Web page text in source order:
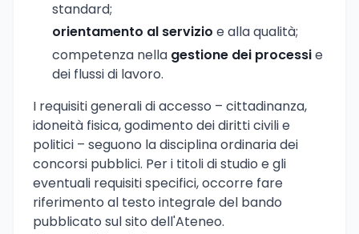
standard;
orientamento al servizio e alla qualità;
competenza nella gestione dei processie
dei flussi di lavoro.
I requisiti generali di accesso – cittadinanza,
idoneità fisica, godimento dei diritti civili e
politici – seguono la disciplina ordinaria dei
concorsi pubblici. Per i titoli di studio e gli
eventuali requisiti specifici, occorre fare
riferimento al testo integrale del bando
pubblicato sul sito dell'Ateneo.